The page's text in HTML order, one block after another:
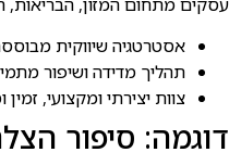
אסטרטגיה שיווקית
תהליך מדידה ושיפור
צוות יצירתי ומקצועי, זמין
דוגמה: סיפור